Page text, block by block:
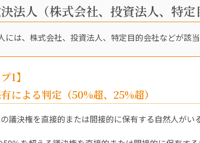
法人（株式会社、投資法人、特
には、株式会社、投資法人、特定目的会社などが該
1】
による判定（50%超、25%超）
議決権を直接的または間接的に保有する自然人がい